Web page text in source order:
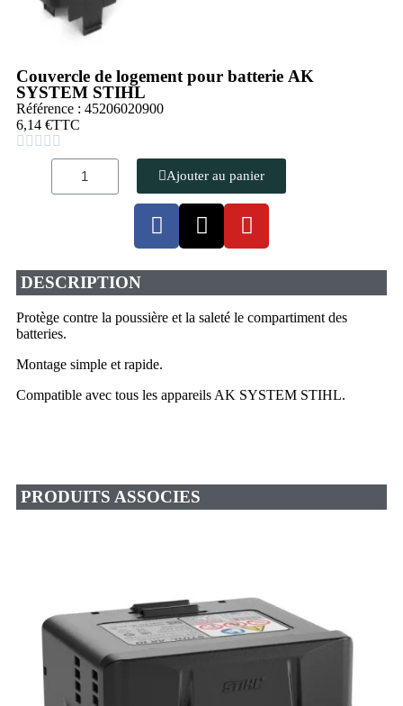
Couvercle de logement pour batterie AK
SYSTEM STIHL
Référence : 45206020900
6,14 €TTC
    
Ajouter au panier
DESCRIPTION
Protège contre la poussière et la saleté le compartiment des
batteries.
Montage simple et rapide.
Compatible avec tous les appareils AK SYSTEM STIHL.
PRODUITS ASSOCIES